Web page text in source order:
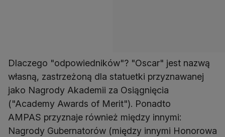
Dlaczego "odpowiedników"? "Oscar" jest nazwą
własną, zastrzeżoną dla statuetki przyznawanej
jako Nagrody Akademii za Osiągnięcia
("Academy Awards of Merit"). Ponadto
AMPAS przyznaje również między innymi:
Nagrody Gubernatorów (między innymi Honorowa